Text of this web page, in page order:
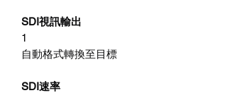
SDI視訊輸出
1
自動格式轉換至目標
SDI速率